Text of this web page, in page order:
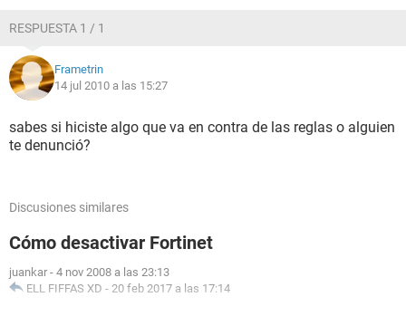
RESPUESTA 1 / 1
Frametrin
14 jul 2010 a las 15:27
sabes si hiciste algo que va en contra de las reglas o alguien
te denunció?
Discusiones similares
Cómo desactivar Fortinet
juankar - 4 nov 2008 a las 23:13
ELL FIFFAS XD - 20 feb 2017 a las 17:14